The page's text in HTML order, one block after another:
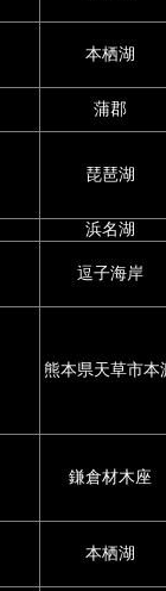
本栖湖
蒲郡
琵琶湖
浜名湖
逗子海岸
熊本県天草市本
鎌倉材木座
本栖湖